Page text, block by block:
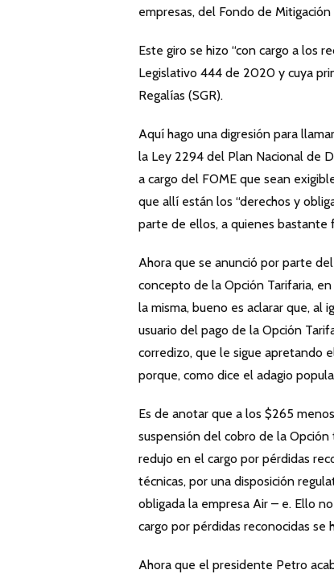
empresas, del Fondo de
Este giro se hizo “con cargo a los
Legislativo 444 de 2020 y cuya
Regalías (SGR).
Aquí hago una digresión para
la Ley 2294 del Plan Nacional de
a cargo del FOME que sean
que allí están los “derechos y
parte de ellos, a quienes bastante
Ahora que se anunció por parte
concepto de la Opción Tarifaria,
la misma, bueno es aclarar que,
usuario del pago de la Opción
corredizo, que le sigue apretando
porque, como dice el adagio
Es de anotar que a los $265
suspensión del cobro de la Opción
redujo en el cargo por pérdidas
técnicas, por una disposición
obligada la empresa Air – e. Ello
cargo por pérdidas reconocidas se
Ahora que el presidente Petro